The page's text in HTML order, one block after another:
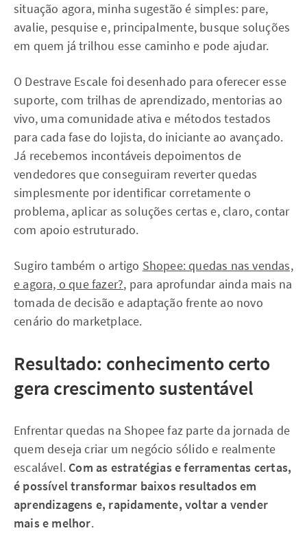
situação agora, minha sugestão é simples: pare,
avalie, pesquise e, principalmente, busque soluções
em quem já trilhou esse caminho e pode ajudar.
O Destrave Escale foi desenhado para oferecer esse
suporte, com trilhas de aprendizado, mentorias ao
vivo, uma comunidade ativa e métodos testados
para cada fase do lojista, do iniciante ao avançado.
Já recebemos incontáveis depoimentos de
vendedores que conseguiram reverter quedas
simplesmente por identificar corretamente o
problema, aplicar as soluções certas e, claro, contar
com apoio estruturado.
Sugiro também o artigo Shopee: quedas nas vendas,
e agora, o que fazer?, para aprofundar ainda mais na
tomada de decisão e adaptação frente ao novo
cenário do marketplace.
Resultado: conhecimento certo
gera crescimento sustentável
Enfrentar quedas na Shopee faz parte da jornada de
quem deseja criar um negócio sólido e realmente
escalável. Com as estratégias e ferramentas certas,
é possível transformar baixos resultados em
aprendizagens e, rapidamente, voltar a vender
mais e melhor.